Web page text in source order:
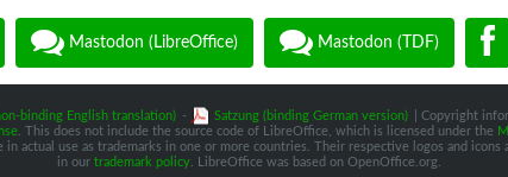
Mastodon (LibreOffice) Mastodon (TDF)
binding English translation) - Satzung (binding German version)
| Copyright
. This does not include the source code of LibreOffice, which is licensed under the
actual use as trademarks in one or more countries. Their respective logos and
in our trademark policy. LibreOffice was based on OpenOffice.org.